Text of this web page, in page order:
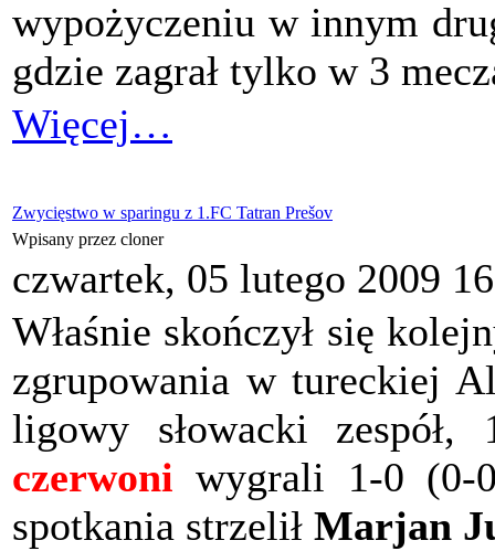
wypożyczeniu w innym
gdzie zagrał tylko w 3
Więcej…
Zwycięstwo w sparingu z 1.FC Tatran Prešov
Wpisany przez cloner
czwartek, 05 lutego 2009
Właśnie skończył się
zgrupowania w tureckiej
ligowy słowacki
czerwoni wygrali 1-0 (0-
spotkania strzelił Marjan